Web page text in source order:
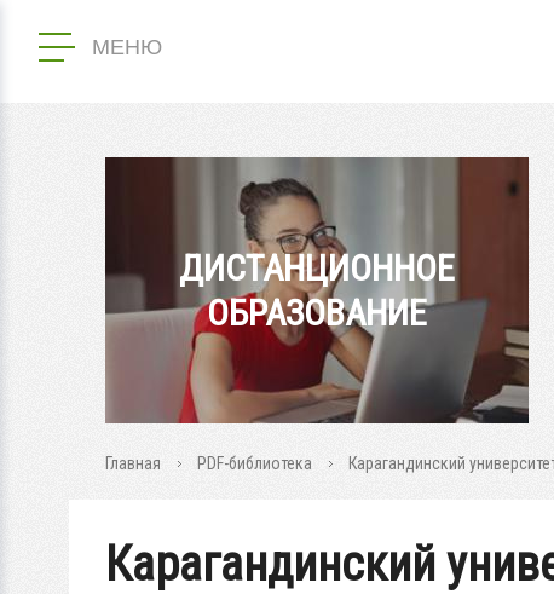
МЕНЮ
ДИСТАНЦИОННОЕ
ОБРАЗОВАНИЕ
Главная PDF-библиотека Карагандинский
Карагандинский